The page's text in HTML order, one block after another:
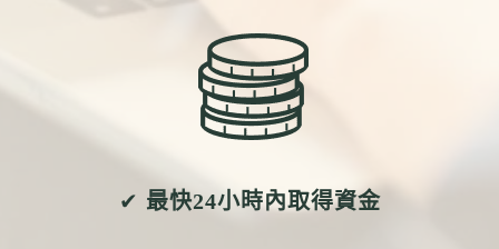
✔ 最快24小時內取得資金